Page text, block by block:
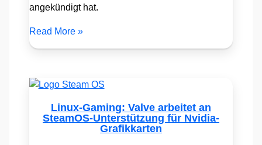
angekündigt hat.
Read More »
Linux-Gaming: Valve arbeitet an
SteamOS-Unterstützung für Nvidia-
Grafikkarten